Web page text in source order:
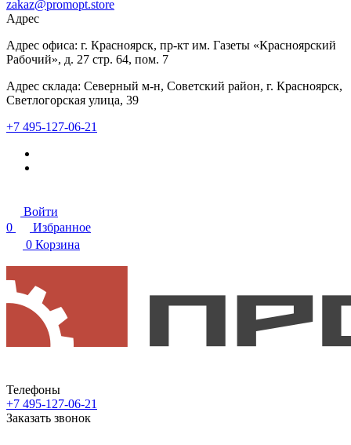
zakaz@promopt.store
Адрес
Адрес офиса: г. Красноярск, пр-кт им. Газеты «Красноярский
Рабочий», д. 27 стр. 64, пом. 7
Адрес склада: Северный м-н, Советский район, г. Красноярск,
Светлогорская улица, 39
+7 495-127-06-21
Войти
0
Избранное
0 Корзина
Телефоны
+7 495-127-06-21
Заказать звонок